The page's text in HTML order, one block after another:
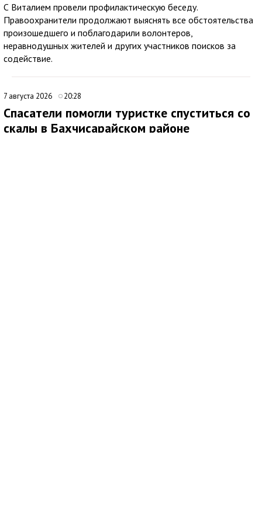
С Виталием провели профилактическую беседу.
Правоохранители продолжают выяснять все обстоятельства
произошедшего и поблагодарили волонтеров,
неравнодушных жителей и других участников поисков за
содействие.
7 августа 2026 20:28
Спасатели помогли туристке спуститься со
скалы в Бахчисарайском районе